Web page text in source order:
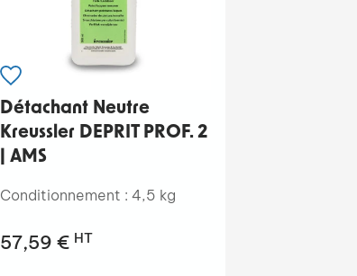
Détachant Neutre
Kreussler DEPRIT PROF. 2
| AMS
Conditionnement : 4,5 kg
57,59 € HT